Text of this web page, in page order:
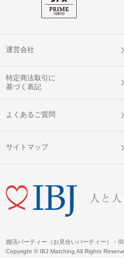
運営会社
特定商法取引に
基づく表記
よくあるご質問
サイトマップ
婚活パーティー（お見合いパーティー）・
Copyright © IBJ Matching All Rights